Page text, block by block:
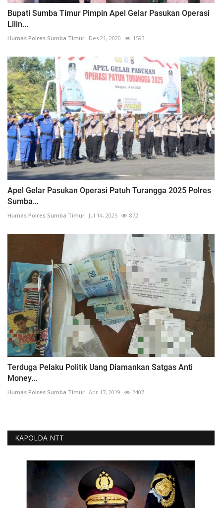
Bupati Sumba Timur Pimpin Apel Gelar Pasukan Operasi
Lilin...
Humas Polres Sumba Timur Des 21, 2020 1593
Apel Gelar Pasukan Operasi Patuh Turangga 2025 Polres
Sumba...
Humas Polres Sumba Timur Jul 14, 2025 872
Terduga Pelaku Politik Uang Diamankan Satgas Anti
Money...
Humas Polres Sumba Timur Apr 17, 2019 2407
KAPOLDA NTT